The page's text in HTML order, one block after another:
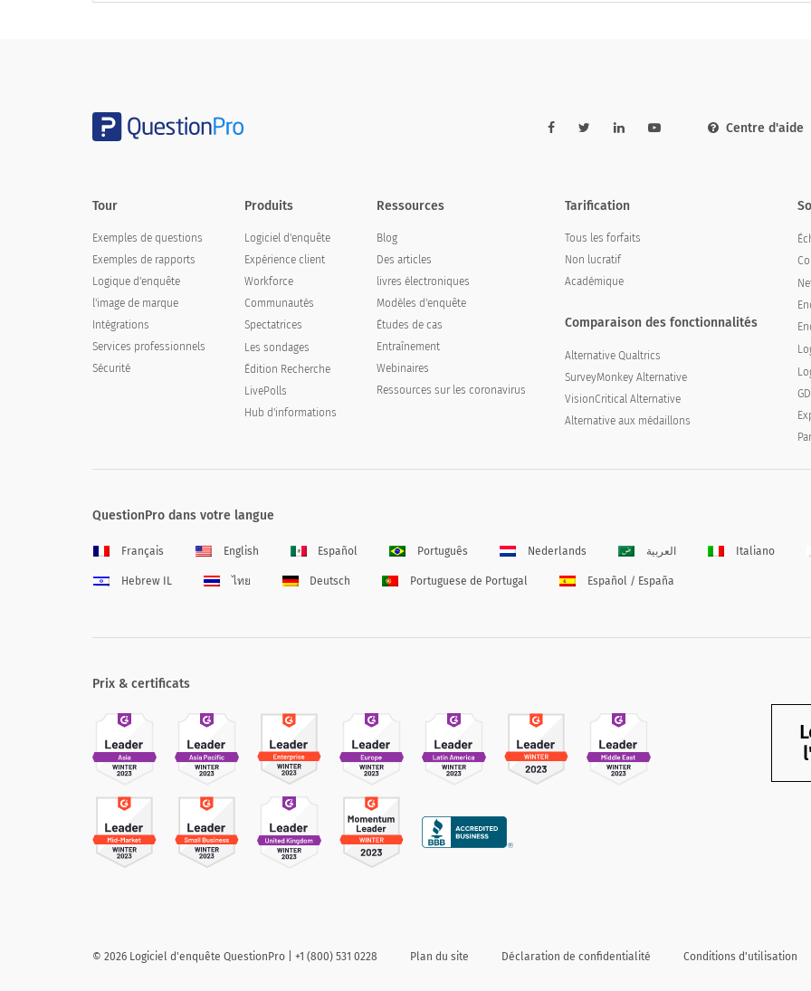
Centre d'aide
Tour
Exemples de questions
Exemples de rapports
Logique d'enquête
l'image de marque
Intégrations
Services professionnels
Sécurité
Produits
Logiciel d'enquête
Expérience client
Workforce
Communautés
Spectatrices
Les sondages
Édition Recherche
LivePolls
Hub d'informations
Ressources
Blog
Des articles
livres électroniques
Modèles d'enquête
Études de cas
Entraînement
Webinaires
Ressources sur les coronavirus
Tarification
Tous les forfaits
Non lucratif
Académique
Comparaison des fonctionnalités
Alternative Qualtrics
SurveyMonkey Alternative
VisionCritical Alternative
Alternative aux médaillons
QuestionPro dans votre langue
Français English Español Português Nederlands العربية Italiano
Hebrew IL ไทย Deutsch Portuguese de Portugal Español / España
Prix & certificats
© 2026 Logiciel d'enquête QuestionPro | +1 (800) 531 0228 Plan du site Déclaration de confidentialité Conditions d'utilisation